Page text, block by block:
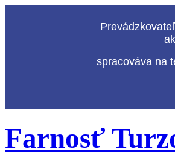
spracováva na
Farnosť